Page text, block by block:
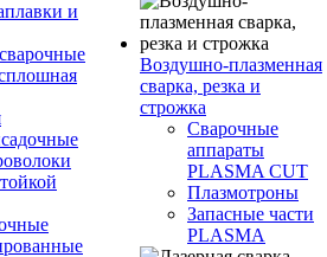
и
Воздушно-плазменная
сварка, резка и
строжка
Сварочные
аппараты
PLASMA CUT
Плазмотроны
Запасные части
PLASMA